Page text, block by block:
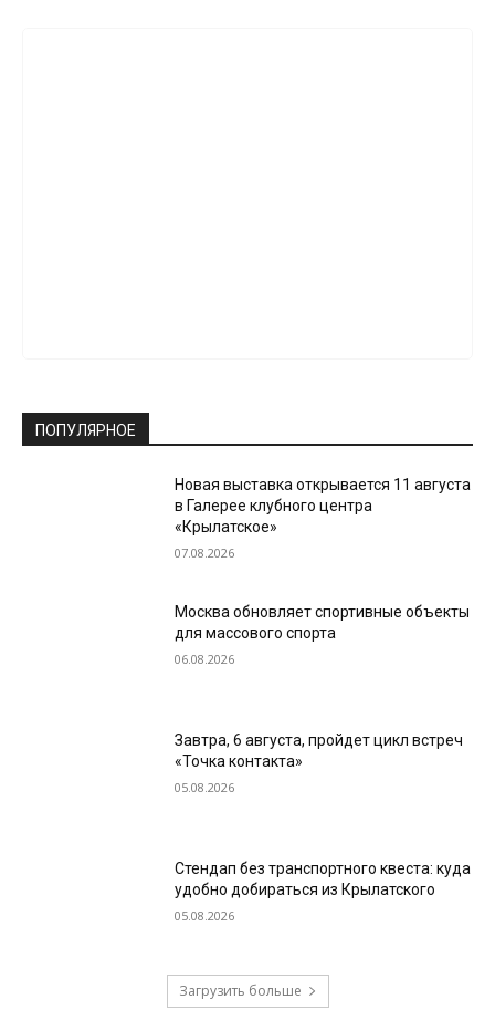
ПОПУЛЯРНОЕ
Новая выставка открывается 11 августа
в Галерее клубного центра
«Крылатское»
07.08.2026
Москва обновляет спортивные объекты
для массового спорта
06.08.2026
Завтра, 6 августа, пройдет цикл встреч
«Точка контакта»
05.08.2026
Стендап без транспортного квеста: куда
удобно добираться из Крылатского
05.08.2026
Загрузить больше